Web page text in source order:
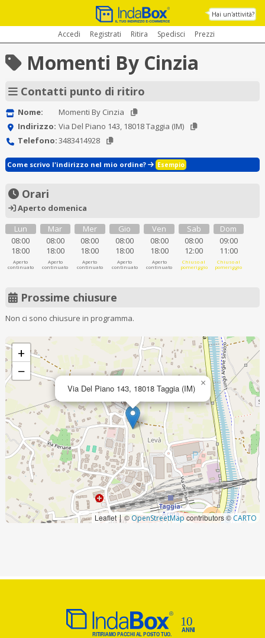
Hai un'attività?
Accedi Registrati Ritira Spedisci Prezzi
Momenti By Cinzia
Contatti punto di ritiro
Nome:
Momenti By Cinzia
Indirizzo: Via Del Piano 143, 18018 Taggia (IM)
Telefono:3483414928
Come scrivo l'indirizzo nel mio ordine? Esempio
Orari
Aperto domenica
Lun
08:00
18:00
Aperto
continuato
Mar
08:00
18:00
Aperto
continuato
Mer
08:00
18:00
Aperto
continuato
Gio
08:00
18:00
Aperto
continuato
Ven
08:00
18:00
Aperto
continuato
Sab
08:00
12:00
Chiuso al
pomeriggio
Dom
09:00
11:00
Chiuso al
pomeriggio
Prossime chiusure
Non ci sono chiusure in programma.
Via Del Piano 143, 18018 Taggia (IM) ×
+
−
Leaflet|©OpenStreetMapcontributors ©CARTO